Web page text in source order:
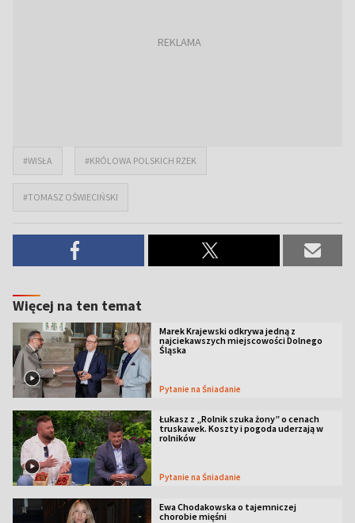
#WISŁA #KRÓLOWA POLSKICH RZEK
#TOMASZ OŚWIECIŃSKI
Więcej na ten temat
Marek Krajewski odkrywa jedną z
najciekawszych miejscowości Dolnego
Śląska
Pytanie na Śniadanie
Łukasz z „Rolnik szuka żony” o cenach
truskawek. Koszty i pogoda uderzają w
rolników
Pytanie na Śniadanie
Ewa Chodakowska o tajemniczej
chorobie mięśni